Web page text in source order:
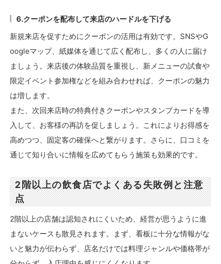
6.クーポンを配布して来店のハードルを下げる
新規来店を促すためにクーポンの活用は有効です。SNSやG
oogleマップ、紙媒体を通じて広く配布し、多くの人に届け
ましょう。来店後の体験品質を重視し、新メニューの試食や
限定イベント参加権などを組み合わせれば、クーポンの魅力
は増します。
また、次回来店時の特典付きクーポンやスタンプカードを導
入して、お客様の再訪を促しましょう。これによりお得感を
高めつつ、固定客の確保へと繋がります。さらに、口コミを
通じて知り合いに情報を広めてもらう施策も効果的です。
2階以上の飲食店でよくある失敗例と注意
点
2階以上の店舗は認知されにくいため、経営が思うように進
まないケースも散見されます。まず、看板に十分な情報がな
いと魅力が伝わらず、店名だけでは料理ジャンルや価格帯が